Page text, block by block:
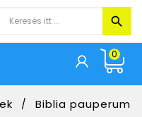
0
Biblia pauperum